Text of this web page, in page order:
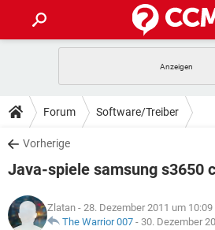
ANDROID IOS
WINDOWS 10
WHATSAPP
FACEBOOK
TIPPS & TRICKS
SPIELE
WHATSAPP TIKTOK
DOWNLOADS
SPIELE
ANDROID
WINDOWS 10
SPIELE
LEXIKON
Forum Software/Treiber
Vorherige
Java-spiele samsung s3650
Zlatan - 28. Dezember 2011 um 10:09
The Warrior 007 - 30. Dezember